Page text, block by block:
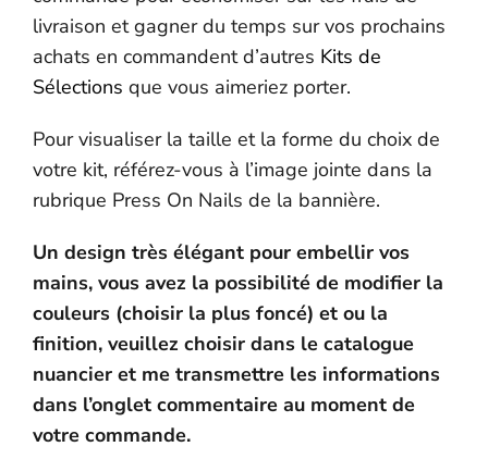
livraison et gagner du temps sur vos prochains
achats en commandent d’autres Kits de
Sélections que vous aimeriez porter.
Pour visualiser la taille et la forme du choix de
votre kit, référez-vous à l’image jointe dans la
rubrique Press On Nails de la bannière.
Un design très élégant pour embellir vos
mains, vous avez la possibilité de modifier la
couleurs (choisir la plus foncé) et ou la
finition, veuillez choisir dans le catalogue
nuancier et me transmettre les informations
dans l’onglet commentaire au moment de
votre commande.